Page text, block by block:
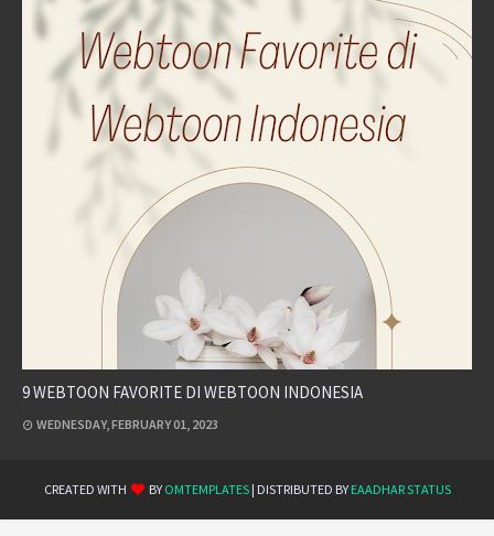
9 WEBTOON FAVORITE DI WEBTOON INDONESIA
WEDNESDAY, FEBRUARY 01, 2023
CREATED WITH BY OMTEMPLATES| DISTRIBUTED BY EAADHAR STATUS